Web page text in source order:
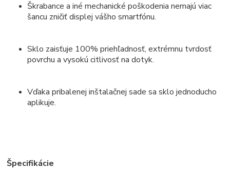
Škrabance a iné mechanické poškodenia nemajú viac
šancu zničiť displej vášho smartfónu.
Sklo zaisťuje 100% priehľadnosť, extrémnu tvrdosť
povrchu a vysokú citlivosť na dotyk.
Vďaka pribalenej inštalačnej sade sa sklo jednoducho
aplikuje.
Špecifikácie